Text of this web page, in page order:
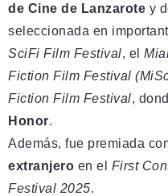
de Cine de Lanzarote y
seleccionada en
SciFi Film Festival, el
Fiction Film Festival
Fiction Film Festival,
Honor.
Además, fue premiada
extranjero en el First
Festival 2025.